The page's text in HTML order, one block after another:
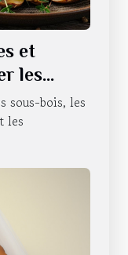
et
les
sous-bois, les
les